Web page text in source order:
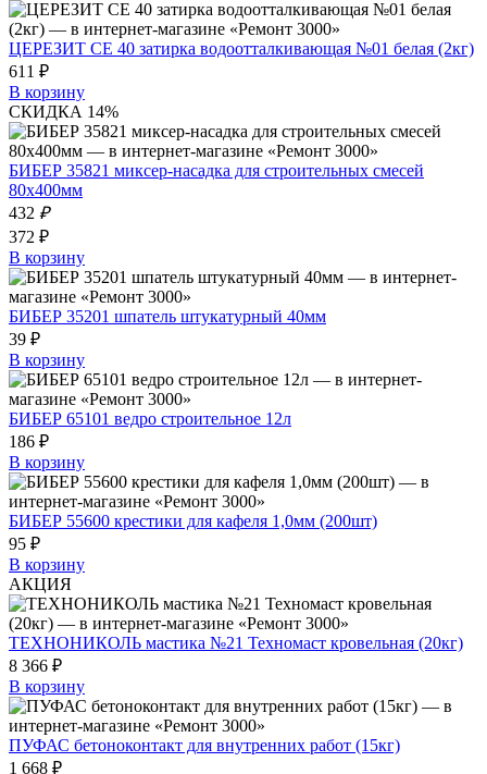
ЦЕРЕЗИТ СЕ 40 затирка водоотталкивающая №01 белая (2кг)
611 ₽
В корзину
СКИДКА 14%
БИБЕР 35821 миксер-насадка для строительных смесей
80х400мм
432 ₽
372 ₽
В корзину
БИБЕР 35201 шпатель штукатурный 40мм
39 ₽
В корзину
БИБЕР 65101 ведро строительное 12л
186 ₽
В корзину
БИБЕР 55600 крестики для кафеля 1,0мм (200шт)
95 ₽
В корзину
АКЦИЯ
ТЕХНОНИКОЛЬ мастика №21 Техномаст кровельная (20кг)
8 366 ₽
В корзину
ПУФАС бетоноконтакт для внутренних работ (15кг)
1 668 ₽